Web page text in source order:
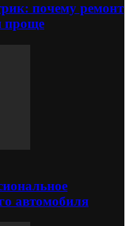
почему ремонт
проще
автомобиля